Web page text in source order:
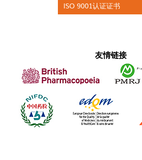
ISO 9001认证证书
友情链接